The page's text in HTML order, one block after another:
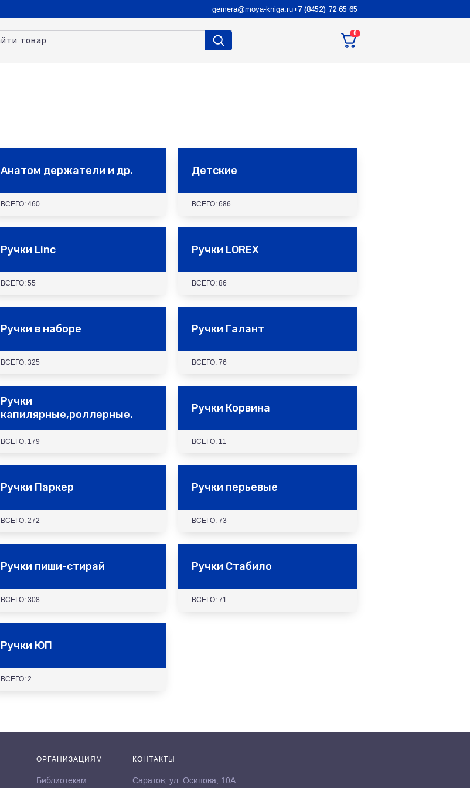
gemera@moya-kniga.ru+7 (8452) 72 65 65
0
Анатом держатели и др.
ВСЕГО: 460
Детские
ВСЕГО: 686
Ручки Linс
ВСЕГО: 55
Ручки LOREX
ВСЕГО: 86
Ручки в наборе
ВСЕГО: 325
Ручки Галант
ВСЕГО: 76
Ручки
капилярные,роллерные.
ВСЕГО: 179
Ручки Корвина
ВСЕГО: 11
Ручки Паркер
ВСЕГО: 272
Ручки перьевые
ВСЕГО: 73
Ручки пиши-стирай
ВСЕГО: 308
Ручки Стабило
ВСЕГО: 71
Ручки ЮП
ВСЕГО: 2
ОРГАНИЗАЦИЯМ
Библиотекам
КОНТАКТЫ
Саратов, ул. Осипова, 10А